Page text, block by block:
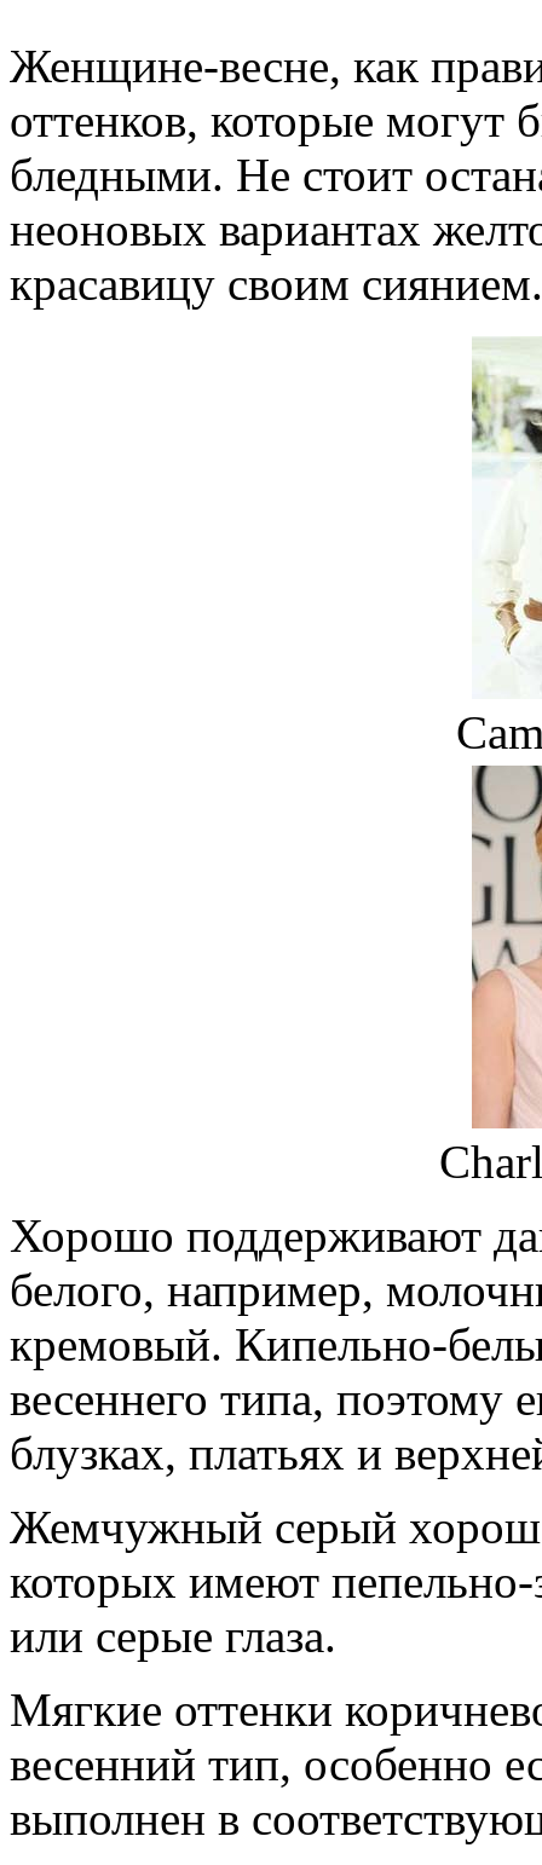
Женщине-весне, как
оттенков, которые
бледными. Не стоит
неоновых вариантах
красавицу своим сиянием.
Хорошо поддерживают
белого, например,
кремовый. Кипельно-
весеннего типа, поэтому
блузках, платьях и
Жемчужный серый
которых имеют
или серые глаза.
Мягкие оттенки
весенний тип, особенно
выполнен в